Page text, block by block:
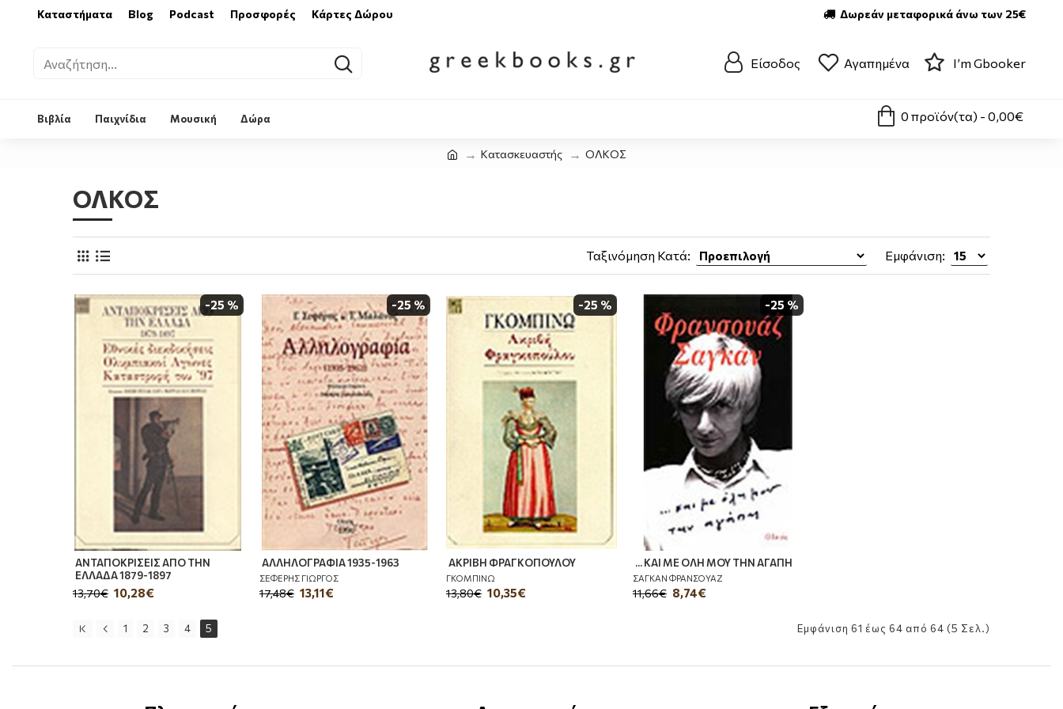
Καταστήματα Blog Podcast Προσφορές Κάρτες Δώρου Δωρεάν μεταφορικά άνω των 25€
Είσοδος Αγαπημένα I’m Gbooker
Βιβλία Παιχνίδια Μουσική Δώρα 0 προϊόν(τα) - 0,00€
Κατασκευαστής ΟΛΚΟΣ
ΟΛΚΟΣ
Ταξινόμηση Κατά: Εμφάνιση:
-25 %
ΑΝΤΑΠΟΚΡΙΣΕΙΣ ΑΠΟ ΤΗΝ
ΕΛΛΑΔΑ 1879-1897
10,28€
13,70€
-25 %
ΑΛΛΗΛΟΓΡΑΦΙΑ 1935-1963
ΣΕΦΕΡΗΣ ΓΙΩΡΓΟΣ
13,11€
17,48€
-25 %
ΑΚΡΙΒΗ ΦΡΑΓΚΟΠΟΥΛΟΥ
ΓΚΟΜΠΙΝΩ
10,35€
13,80€
-25 %
... ΚΑΙ ΜΕ ΟΛΗ ΜΟΥ ΤΗΝ ΑΓΑΠΗ
ΣΑΓΚΑΝ ΦΡΑΝΣΟΥΑΖ
8,74€
11,66€
1 2 3 4 5 Εμφάνιση 61 έως 64 από 64 (5 Σελ.)